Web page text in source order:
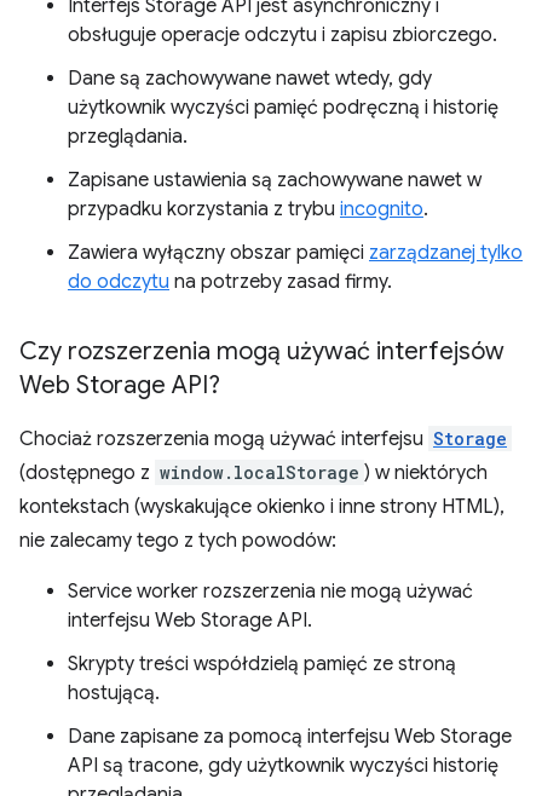
Interfejs Storage API jest asynchroniczny i
obsługuje operacje odczytu i zapisu zbiorczego.
Dane są zachowywane nawet wtedy, gdy
użytkownik wyczyści pamięć podręczną i historię
przeglądania.
Zapisane ustawienia są zachowywane nawet w
przypadku korzystania z trybu incognito.
Zawiera wyłączny obszar pamięci zarządzanej tylko
do odczytu na potrzeby zasad firmy.
Czy rozszerzenia mogą używać interfejsów
Web Storage API?
Chociaż rozszerzenia mogą używać interfejsu Storage
(dostępnego z window.localStorage ) w niektórych
kontekstach (wyskakujące okienko i inne strony HTML),
nie zalecamy tego z tych powodów:
Service worker rozszerzenia nie mogą używać
interfejsu Web Storage API.
Skrypty treści współdzielą pamięć ze stroną
hostującą.
Dane zapisane za pomocą interfejsu Web Storage
API są tracone, gdy użytkownik wyczyści historię